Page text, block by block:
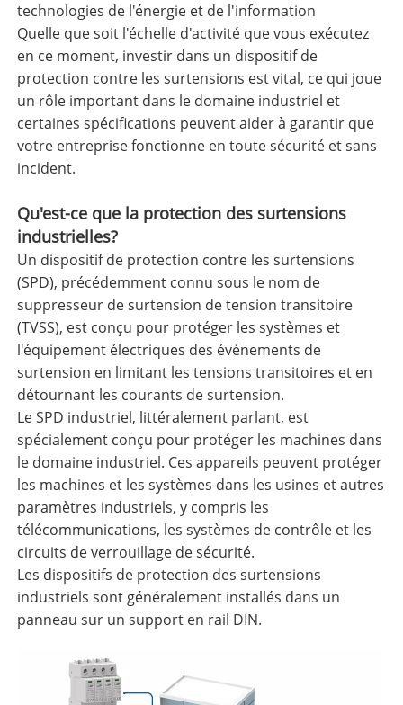
technologies de l'énergie et de l'information
Quelle que soit l'échelle d'activité que vous exécutez
en ce moment, investir dans un dispositif de
protection contre les surtensions est vital, ce qui joue
un rôle important dans le domaine industriel et
certaines spécifications peuvent aider à garantir que
votre entreprise fonctionne en toute sécurité et sans
incident.
Qu'est-ce que la protection des surtensions
industrielles?
Un dispositif de protection contre les surtensions
(SPD), précédemment connu sous le nom de
suppresseur de surtension de tension transitoire
(TVSS), est conçu pour protéger les systèmes et
l'équipement électriques des événements de
surtension en limitant les tensions transitoires et en
détournant les courants de surtension.
Le SPD industriel, littéralement parlant, est
spécialement conçu pour protéger les machines dans
le domaine industriel. Ces appareils peuvent protéger
les machines et les systèmes dans les usines et autres
paramètres industriels, y compris les
télécommunications, les systèmes de contrôle et les
circuits de verrouillage de sécurité.
Les dispositifs de protection des surtensions
industriels sont généralement installés dans un
panneau sur un support en rail DIN.